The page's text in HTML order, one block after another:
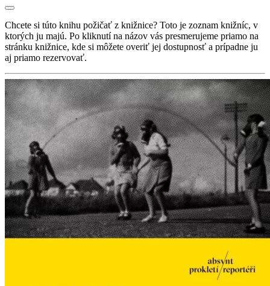
Chcete si túto knihu požičať z knižnice? Toto je zoznam knižníc, v
ktorých ju majú. Po kliknutí na názov vás presmerujeme priamo na
stránku knižnice, kde si môžete overiť jej dostupnosť a prípadne ju
aj priamo rezervovať.